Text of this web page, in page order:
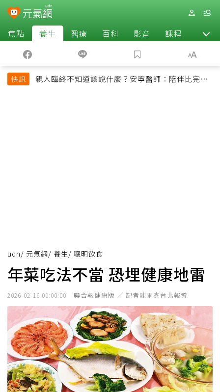
焦點 養生 醫療 百科 影音 課程 退休
快訊
親人臨終不知道該說什麼？安寧醫師：陪伴比完美
udn/ 元氣網/ 養生/ 聰明飲食
年菜吃法不當 恐埋健康地雷
2026-02-16 00:00:00 聯合報健康版 ／ 記者陳雨鑫台北報導